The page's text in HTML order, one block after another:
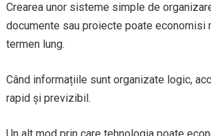
Crearea unor sisteme simple de
documente sau proiecte poate economisi
termen lung.
Când informațiile sunt organizate logic,
rapid și previzibil.